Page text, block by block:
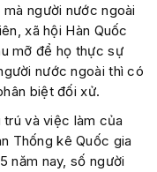
người nước ngoài
xã hội Hàn Quốc
mỡ để họ thực sự
nước ngoài thì có
biệt đối xử.
trú và việc làm của
Thống kê Quốc gia
năm nay, số người